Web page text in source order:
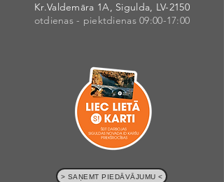
Kr.Valdemāra 1A, Sigulda, LV-2150
otdienas - piektdienas 09:00-17:00
> SAŅEMT PIEDĀVĀJUMU <